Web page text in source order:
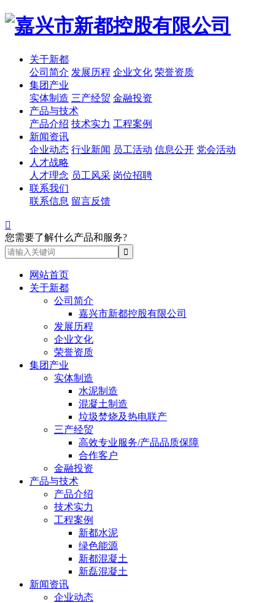
关于新都
公司简介 发展历程 企业文化 荣誉资质
集团产业
实体制造 三产经贸 金融投资
产品与技术
产品介绍 技术实力 工程案例
新闻资讯
企业动态 行业新闻 员工活动 信息公开 党会活动
人才战略
人才理念 员工风采 岗位招聘
联系我们
联系信息 留言反馈

您需要了解什么产品和服务?
网站首页
关于新都
公司简介
嘉兴市新都控股有限公司
发展历程
企业文化
荣誉资质
集团产业
实体制造
水泥制造
混凝土制造
垃圾焚烧及热电联产
三产经贸
高效专业服务/产品品质保障
合作客户
金融投资
产品与技术
产品介绍
技术实力
工程案例
新都水泥
绿色能源
新都混凝土
新磊混凝土
新闻资讯
企业动态